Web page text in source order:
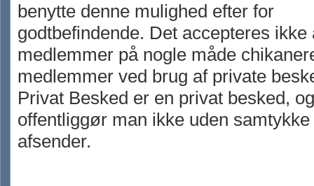
benytte denne mulighed efter for
godtbefindende. Det accepteres ikke
medlemmer på nogle måde
medlemmer ved brug af private
Privat Besked er en privat besked,
offentliggør man ikke uden samtykke
afsender.